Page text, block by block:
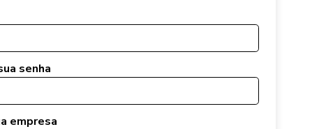
senha
empresa